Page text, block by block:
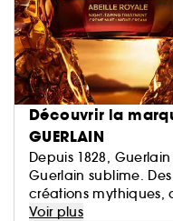
Découvrir la
GUERLAIN
Depuis 1828,
Guerlain sublime.
créations mythiques,
perpétués. La Culture
Voir plus